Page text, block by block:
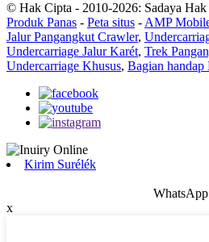
© Hak Cipta - 2010-2026: Sadaya
Produk Panas - Peta situs -AMP
Jalur Pangangkut Crawler,
Undercarriage Jalur Karét, Trek
Undercarriage Khusus, Bagian handap
Kirim Surélék
WhatsApp
x